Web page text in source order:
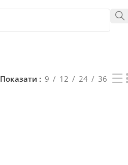
Показати 9 12 24 36